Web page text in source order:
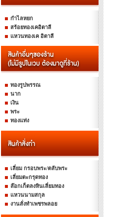
กำไลหยก
สร้อยทองเคอิตาลี
แหวนทองเค อิตาลี
ทองรูปพรรณ
นาก
เงิน
พระ
ทองแท่ง
เลี่ยม กรอบพระ/ตลับพระ
เลี่ยมตะกรุดทอง
ล๊อกเก็ตลงหินเลี่ยมทอง
แหวนนามสกุล
งานสั่งทำเพชรพลอย